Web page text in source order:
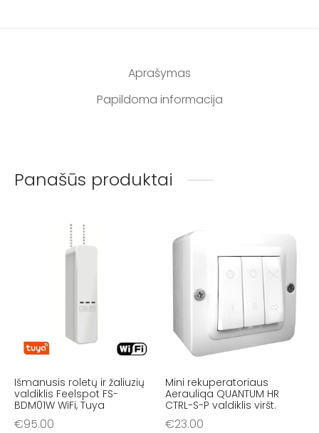
Aprašymas
Papildoma informacija
Panašūs produktai
Išmanusis roletų ir žaliuzių
valdiklis Feelspot FS-
BDM01W WiFi, Tuya
€95.00
Mini rekuperatoriaus
Aerauliqa QUANTUM HR
CTRL-S-P valdiklis viršt.
€23.00